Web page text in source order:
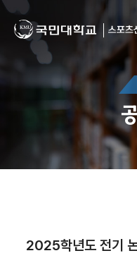
2025학년도 전기